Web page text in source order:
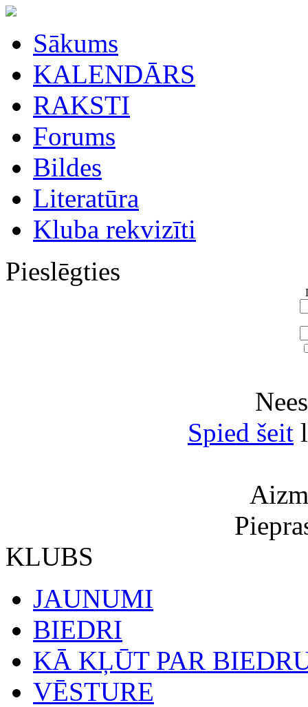
Sākums
KALENDĀRS
RAKSTI
Forums
Bildes
Literatūra
Kluba rekvizīti
Pieslēgties
Spied šeit
KLUBS
JAUNUMI
BIEDRI
KĀ KĻŪT PAR
VĒSTURE